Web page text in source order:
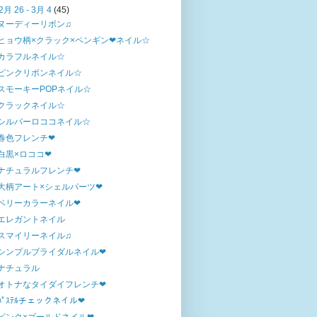
月 26 - 3月 4(45)
ーディーリボン♫
ョウ柄×クラック×ペンギン❤ネイル☆
ラフルネイル☆
ンクリボンネイル☆
モーキーPOPネイル☆
ラックネイル☆
ルバーロココネイル☆
色フレンチ❤
黒×ロココ❤
チュラルフレンチ❤
柄アート×シェルパーツ❤
リーカラーネイル❤
レガントネイル
マイリーネイル♫
ンプルブライダルネイル❤
チュラル
トナなタイダイフレンチ❤
ﾟｽﾃﾙチェックネイル❤